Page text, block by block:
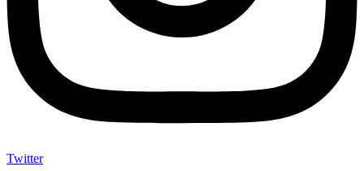
Twitter